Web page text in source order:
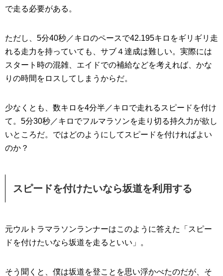
で走る必要がある。
ただし、5分40秒／キロのペースで42.195キロをギリギリ走
れる走力を持っていても、サブ４達成は難しい。実際には
スタート時の混雑、エイドでの補給などを考えれば、かな
りの時間をロスしてしまうからだ。
少なくとも、数キロを4分半／キロで走れるスピードを付け
て。5分30秒／キロでフルマラソンを走り切る持久力が欲し
いところだ。ではどのようにしてスピードを付ければよい
のか？
スピードを付けたいなら坂道を利用する
元ウルトラマラソンランナーはこのように答えた「スピー
ドを付けたいなら坂道を走るといい」。
そう聞くと、僕は坂道を登ことを思い浮かべたのだが、そ